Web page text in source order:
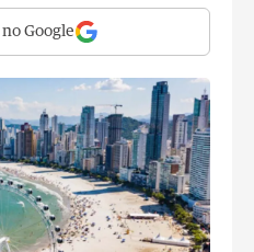
no Google